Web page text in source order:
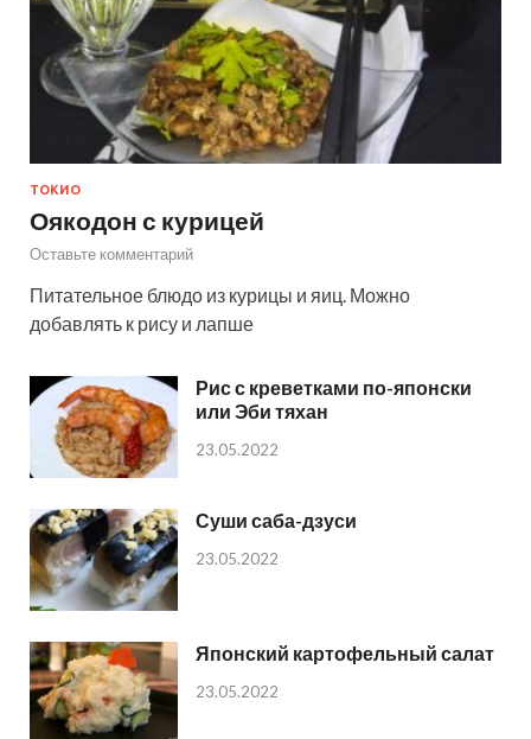
ТОКИО
Оякодон с курицей
Оставьте комментарий
Питательное блюдо из курицы и яиц. Можно
добавлять к рису и лапше
Рис с креветками по-японски
или Эби тяхан
23.05.2022
Суши саба-дзуси
23.05.2022
Японский картофельный салат
23.05.2022